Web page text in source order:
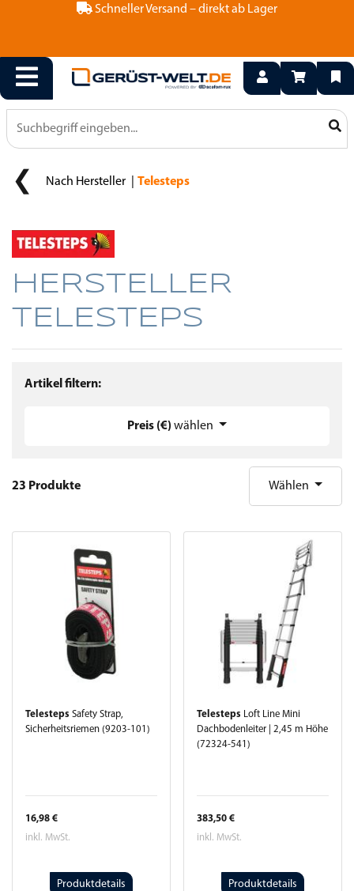
Schneller Versand – direkt ab Lager
Nach Hersteller Telesteps
HERSTELLER
TELESTEPS
Artikel filtern:
Preis (€) wählen
23 Produkte Wählen
Telesteps Safety Strap,
Sicherheitsriemen (9203-101)
16,98 €
inkl. MwSt.
Produktdetails
Telesteps Loft Line Mini
Dachbodenleiter | 2,45 m Höhe
(72324-541)
383,50 €
inkl. MwSt.
Produktdetails